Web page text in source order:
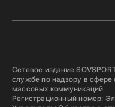
Сетевое издание
службе по надзору в сфере
массовых коммуникаций.
Регистрационный номер: